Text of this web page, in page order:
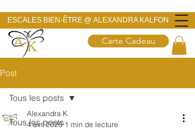
ESCALES BIEN-ÊTRE @ ALEXANDRA KALFON
Carte Cadeau
Post
Tous les posts
Tous les posts
Alexandra K
4 avr. 2025 1 min de lecture